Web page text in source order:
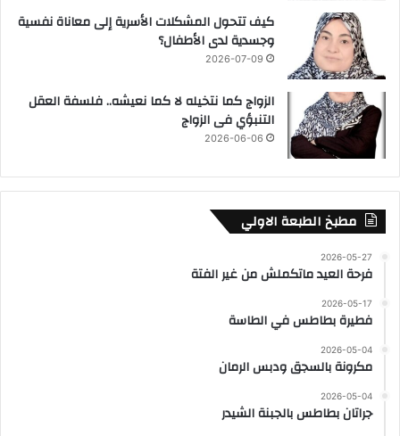
كيف تتحول المشكلات الأسرية إلى معاناة نفسية
وجسدية لدى الأطفال؟
2026-07-09
الزواج كما نتخيله لا كما نعيشه.. فلسفة العقل
التنبؤي فى الزواج
2026-06-06
مطبخ الطبعة الاولي
2026-05-27
فرحة العيد ماتكملش من غير الفتة
2026-05-17
فطيرة بطاطس في الطاسة
2026-05-04
مكرونة بالسجق ودبس الرمان
2026-05-04
جراتان بطاطس بالجبنة الشيدر